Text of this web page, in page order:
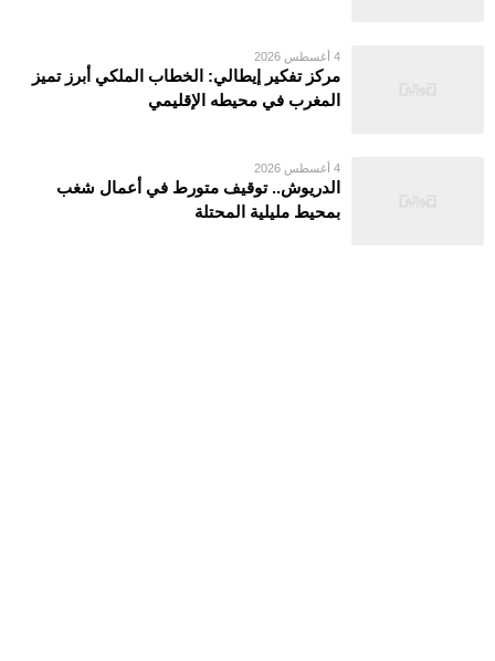
4 أغسطس 2026
مركز تفكير إيطالي: الخطاب الملكي أبرز تميز
المغرب في محيطه الإقليمي
4 أغسطس 2026
الدريوش.. توقيف متورط في أعمال شغب
بمحيط مليلية المحتلة